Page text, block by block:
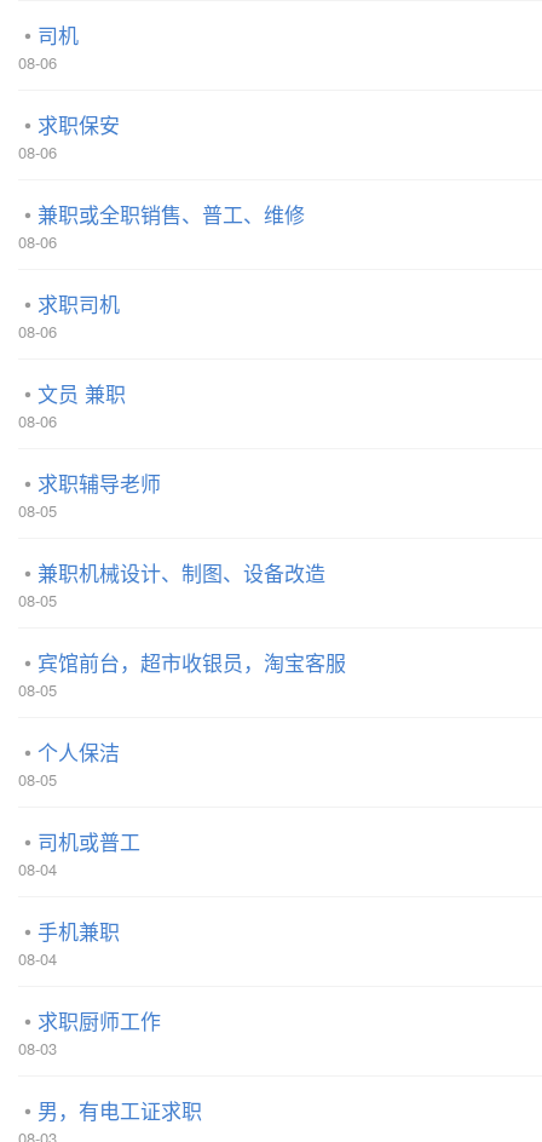
司机
08-06
求职保安
08-06
兼职或全职销售、普工、维修
08-06
求职司机
08-06
文员 兼职
08-06
求职辅导老师
08-05
兼职机械设计、制图、设备改造
08-05
宾馆前台，超市收银员，淘宝客服
08-05
个人保洁
08-05
司机或普工
08-04
手机兼职
08-04
求职厨师工作
08-03
男，有电工证求职